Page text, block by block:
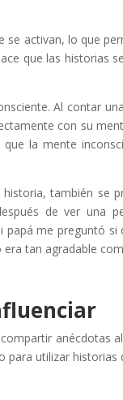
activan, lo que
que las historias
Al contar
con su
la mente
también se
de ver una
me preguntó
tan agradable
anécdotas
para utilizar historias